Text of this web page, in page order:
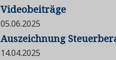
Videobeiträge
05.06.2025
Auszeichnung
14.04.2025